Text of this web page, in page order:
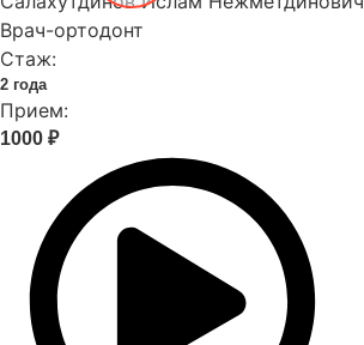
Врач-ортодонт
Стаж:
2 года
Прием:
1000 ₽